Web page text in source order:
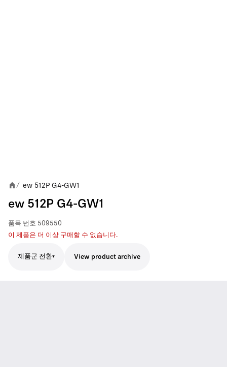
/ ew 512P G4-GW1
ew 512P G4-GW1
품목 번호 509550
이 제품은 더 이상 구매할 수 없습니다.
제품군 전환 View product archive